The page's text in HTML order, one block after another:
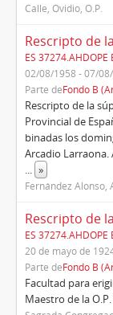
Calle, Ovidio, O.P.
ES
02/08/1958 - 07/
Parte deFondo B
Rescripto de la
Provincial de
binadas los
Arcadio Larraona.
... »
Fernández Alonso,
ES 37274.AHDOPE
20 de mayo de
Parte deFondo B
Facultad para
Maestro de la